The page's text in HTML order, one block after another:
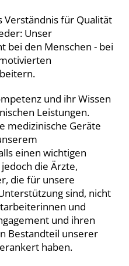
Verständnis für Qualität
Unser
bei den Menschen - bei
und ihr Wissen
Leistungen.
medizinische Geräte
einen wichtigen
die Ärzte,
die für unsere
sind, nicht
und
und ihren
Bestandteil unserer
haben.